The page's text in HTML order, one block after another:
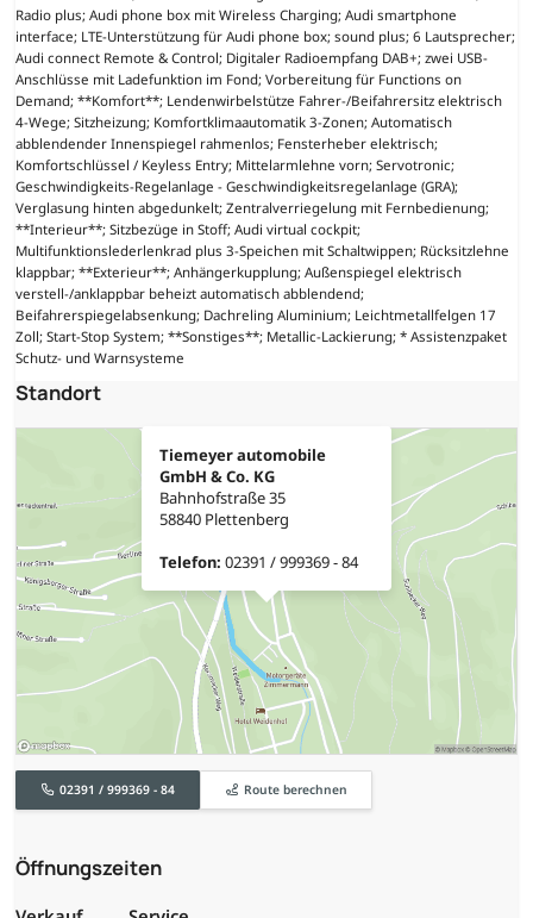
Radio plus; Audi phone box mit Wireless Charging; Audi smartphone
interface; LTE-Unterstützung für Audi phone box; sound plus; 6 Lautsprecher;
Audi connect Remote & Control; Digitaler Radioempfang DAB+; zwei USB-
Anschlüsse mit Ladefunktion im Fond; Vorbereitung für Functions on
Demand; **Komfort**; Lendenwirbelstütze Fahrer-/Beifahrersitz elektrisch
4-Wege; Sitzheizung; Komfortklimaautomatik 3-Zonen; Automatisch
abblendender Innenspiegel rahmenlos; Fensterheber elektrisch;
Komfortschlüssel / Keyless Entry; Mittelarmlehne vorn; Servotronic;
Geschwindigkeits-Regelanlage - Geschwindigkeitsregelanlage (GRA);
Verglasung hinten abgedunkelt; Zentralverriegelung mit Fernbedienung;
**Interieur**; Sitzbezüge in Stoff; Audi virtual cockpit;
Multifunktionslederlenkrad plus 3-Speichen mit Schaltwippen; Rücksitzlehne
klappbar; **Exterieur**; Anhängerkupplung; Außenspiegel elektrisch
verstell-/anklappbar beheizt automatisch abblendend;
Beifahrerspiegelabsenkung; Dachreling Aluminium; Leichtmetallfelgen 17
Zoll; Start-Stop System; **Sonstiges**; Metallic-Lackierung; * Assistenzpaket
Schutz- und Warnsysteme
Standort
Tiemeyer automobile
GmbH & Co. KG
Bahnhofstraße 35
58840 Plettenberg
Telefon: 02391 / 999369 - 84
02391 / 999369 - 84 Route berechnen
Öffnungszeiten